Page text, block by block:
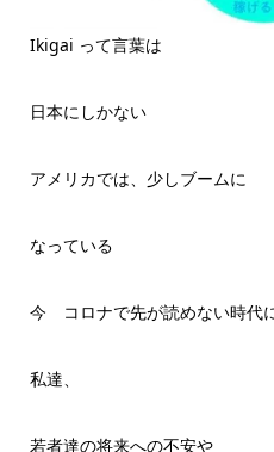
Ikigai って言葉は
日本にしかない
アメリカでは、少しブームに
なっている
今 コロナで先が読めない時代
私達、
若者達の将来への不安や